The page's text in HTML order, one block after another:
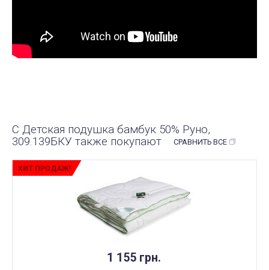
С Детская подушка бамбук 50% Руно,
309.139БКУ также покупают
СРАВНИТЬ ВСЕ
1 155 грн.
ХИТ ПРОДАЖ!